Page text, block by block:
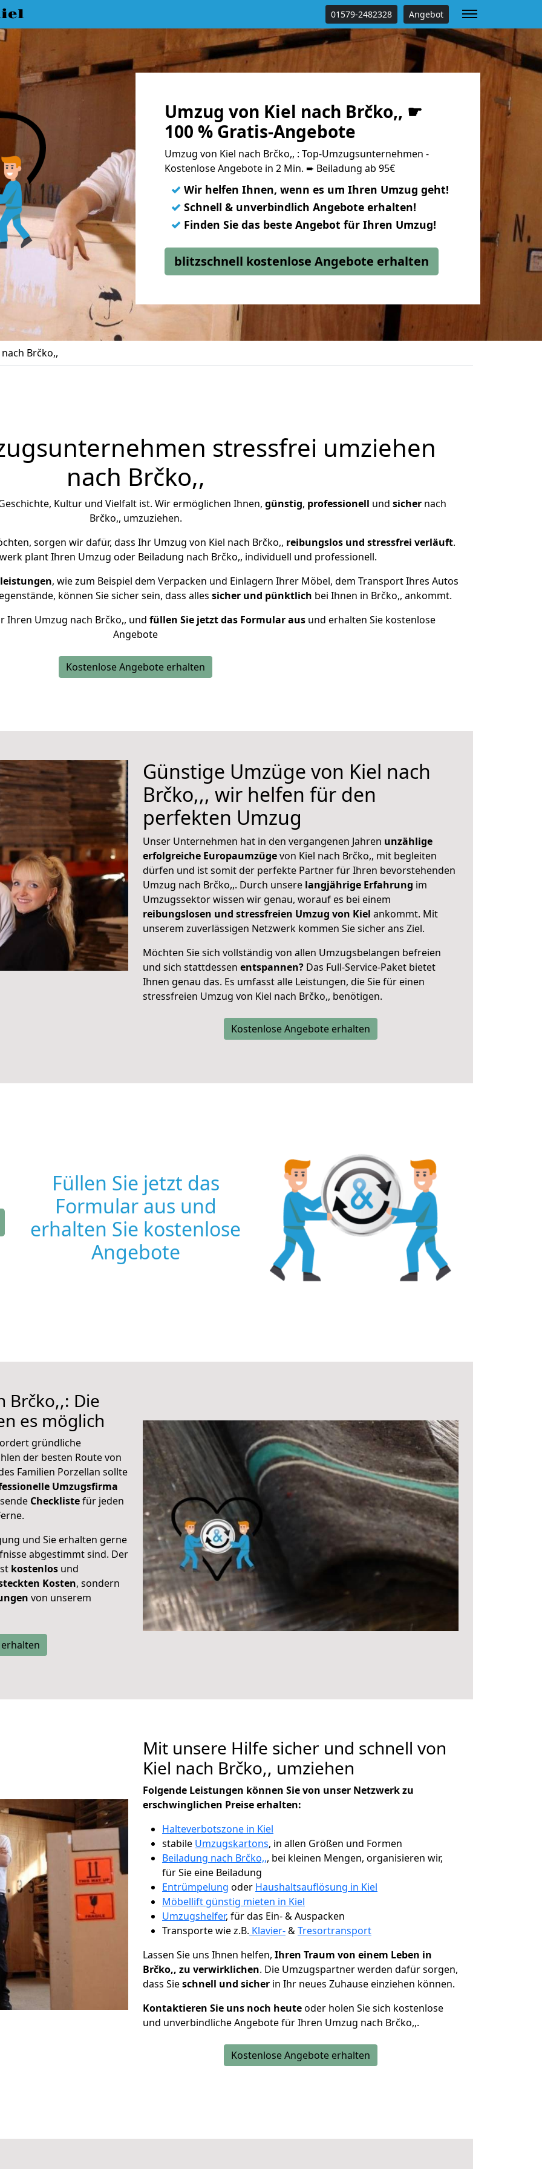
01579-2482328 Angebot
Umzug von Kiel nach Brčko,, ☛
100 % Gratis-Angebote
Umzug von Kiel nach Brčko,, : Top-Umzugsunternehmen -
Kostenlose Angebote in 2 Min. ➨ Beiladung ab 95€
✓ Wir helfen Ihnen, wenn es um Ihren Umzug geht!
✓ Schnell & unverbindlich Angebote erhalten!
✓ Finden Sie das beste Angebot für Ihren Umzug!
blitzschnell kostenlose Angebote erhalten
Brčko,,
stressfrei umziehen
nach Brčko,,
Kultur und Vielfalt ist. Wir ermöglichen Ihnen, günstig, professionell und sicher nach
Brčko,, umzuziehen.
sorgen wir dafür, dass Ihr Umzug von Kiel nach Brčko,, reibungslos und stressfrei verläuft.
plant Ihren Umzug oder Beiladung nach Brčko,, individuell und professionell.
, wie zum Beispiel dem Verpacken und Einlagern Ihrer Möbel, dem Transport Ihres Autos
können Sie sicher sein, dass alles sicher und pünktlich bei Ihnen in Brčko,, ankommt.
Ihren Umzug nach Brčko,, und füllen Sie jetzt das Formular aus und erhalten Sie kostenlose
Angebote
Kostenlose Angebote erhalten
Günstige Umzüge von Kiel nach
Brčko,,, wir helfen für den
perfekten Umzug
Unser Unternehmen hat in den vergangenen Jahren unzählige
erfolgreiche Europaumzügevon Kiel nach Brčko,, mit begleiten
dürfen und ist somit der perfekte Partner für Ihren bevorstehenden
Umzug nach Brčko,,. Durch unsere langjährige Erfahrung im
Umzugssektor wissen wir genau, worauf es bei einem
reibungslosen und stressfreien Umzug von Kiel ankommt. Mit
unserem zuverlässigen Netzwerk kommen Sie sicher ans Ziel.
Möchten Sie sich vollständig von allen Umzugsbelangen befreien
und sich stattdessen entspannen? Das Full-Service-Paket bietet
Ihnen genau das. Es umfasst alle Leistungen, die Sie für einen
stressfreien Umzug von Kiel nach Brčko,, benötigen.
Kostenlose Angebote erhalten
Füllen Sie jetzt das
Formular aus und
erhalten Sie kostenlose
Angebote
Brčko,,: Die
es möglich
gründliche
der besten Route von
Familien Porzellan sollte
Umzugsfirma
Checklistefür jeden
und Sie erhalten gerne
abgestimmt sind. Der
kostenlos und
Kosten, sondern
von unserem
Mit unsere Hilfe sicher und schnell von
Kiel nach Brčko,, umziehen
Folgende Leistungen können Sie von unser Netzwerk zu
erschwinglichen Preise erhalten:
Halteverbotszone in Kiel
stabile Umzugskartons, in allen Größen und Formen
Beiladung nach Brčko,,, bei kleinen Mengen, organisieren wir,
für Sie eine Beiladung
Entrümpelung oder Haushaltsauflösung in Kiel
Möbellift günstig mieten in Kiel
Umzugshelfer, für das Ein- & Auspacken
Transporte wie z.B. Klavier-&Tresortransport
Lassen Sie uns Ihnen helfen, Ihren Traum von einem Leben in
Brčko,, zu verwirklichen. Die Umzugspartner werden dafür sorgen,
dass Sieschnell und sicher in Ihr neues Zuhause einziehen können.
Kontaktieren Sie uns noch heuteoder holen Sie sich kostenlose
und unverbindliche Angebote für Ihren Umzug nach Brčko,,.
Kostenlose Angebote erhalten